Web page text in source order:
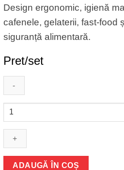
Design ergonomic, igienă
cafenele, gelaterii, fast-food
siguranță alimentară.
Pret/set
Cantitate
de
unica
ADAUGĂ ÎN COȘ